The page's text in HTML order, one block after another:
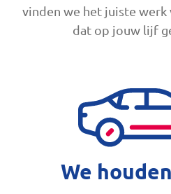
vinden we het juiste
dat op jouw lijf
We